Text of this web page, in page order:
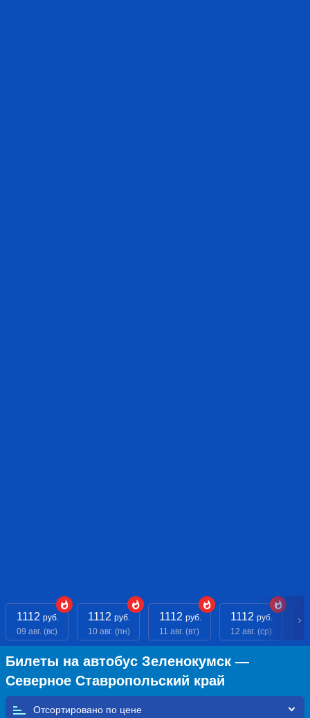
1112 руб.
09 авг. (вс)
1112 руб.
10 авг. (пн)
1112 руб.
11 авг. (вт)
1112 руб.
12 авг. (ср)
Билеты на автобус Зеленокумск —
Северное Ставропольский край
Отсортировано по